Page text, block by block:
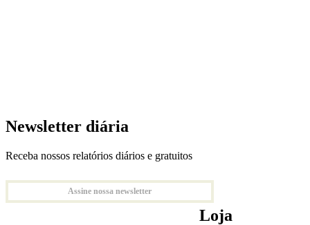
Newsletter diária
Receba nossos relatórios diários e gratuitos
Assine nossa newsletter
Loja